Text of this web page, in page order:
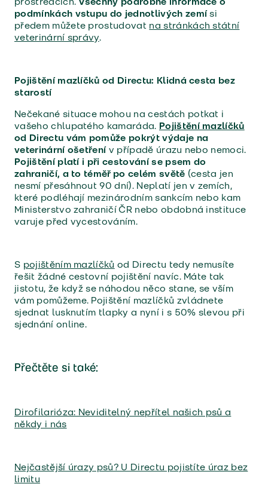
podmínkách vstupu do jednotlivých zemísi
předem můžete prostudovat na stránkách státní
veterinární správy.
Pojištění mazlíčků od Directu: Klidná cesta bez
starostí
Nečekané situace mohou na cestách potkat i
vašeho chlupatého kamaráda. Pojištění mazlíčků
od Directu vám pomůže pokrýt výdaje na
veterinární ošetřenív případě úrazu nebo nemoci.
Pojištění platí i při cestování se psem do
zahraničí, a to téměř po celém světě (cesta jen
nesmí přesáhnout 90 dní). Neplatí jen v zemích,
které podléhají mezinárodním sankcím nebo kam
Ministerstvo zahraničí ČR nebo obdobná instituce
varuje před vycestováním.
S pojištěním mazlíčků od Directu tedy nemusíte
řešit žádné cestovní pojištění navíc. Máte tak
jistotu, že když se náhodou něco stane, se vším
vám pomůžeme. Pojištění mazlíčků zvládnete
sjednat lusknutím tlapky a nyní i s 50% slevou při
sjednání online.
Přečtěte si také:
Dirofilarióza: Neviditelný nepřítel našich psů a
někdy i nás
Nejčastější úrazy psů? U Directu pojistíte úraz bez
limitu